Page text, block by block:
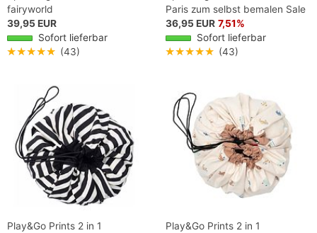
fairyworld
39,95 EUR
Sofort lieferbar
★★★★★ (43)
Paris zum selbst bemalen Sale
36,95 EUR 7,51%
Sofort lieferbar
★★★★★ (43)
Play&Go Prints 2 in 1
Play&Go Prints 2 in 1